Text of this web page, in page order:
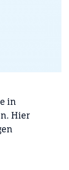
in
Hier